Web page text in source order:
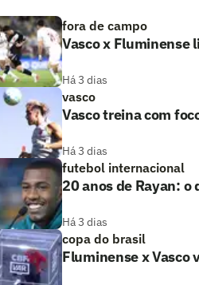
fora de campo
Vasco x Fluminense
Há 3 dias
vasco
Vasco treina com
Há 3 dias
futebol internacional
20 anos de Rayan:
Há 3 dias
copa do brasil
Fluminense x Vasco